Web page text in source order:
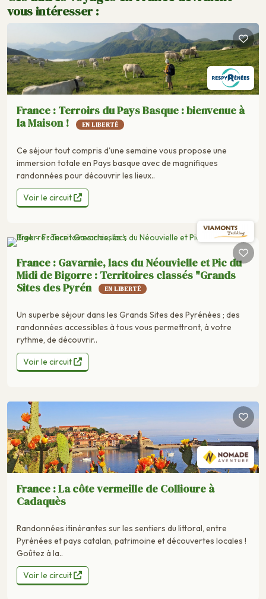
vous intéresser :
France : Terroirs du Pays Basque : bienvenue à
la Maison !
EN LIBERTÉ
Ce séjour tout compris d'une semaine vous propose une
immersion totale en Pays basque avec de magnifiques
randonnées pour découvrir les lieux..
Voir le circuit
France : Gavarnie, lacs du Néouvielle et Pic du
Midi de Bigorre : Territoires classés "Grands
Sites des Pyrén
EN LIBERTÉ
Un superbe séjour dans les Grands Sites des Pyrénées ; des
randonnées accessibles à tous vous permettront, à votre
rythme, de découvrir..
Voir le circuit
France : La côte vermeille de Collioure à
Cadaquès
Randonnées itinérantes sur les sentiers du littoral, entre
Pyrénées et pays catalan, patrimoine et découvertes locales !
Goûtez à la..
Voir le circuit